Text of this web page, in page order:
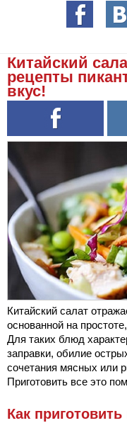
Китайский
рецепты
вкус!
Китайский салат
основанной на
Для таких блюд
заправки, обилие
сочетания мясных или
Приготовить все это
Как